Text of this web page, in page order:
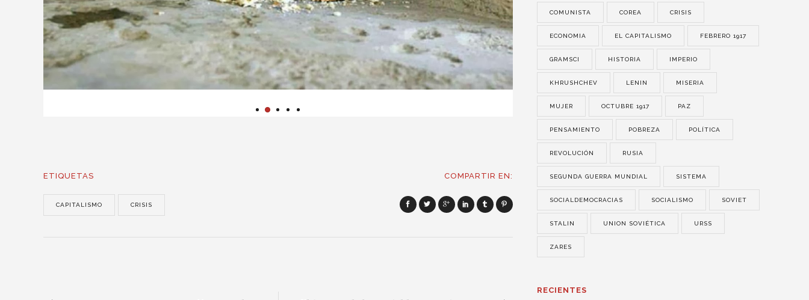
COMUNISTA COREA CRISIS
ECONOMIA EL CAPITALISMO FEBRERO 1917
GRAMSCI HISTORIA IMPERIO
KHRUSHCHEV LENIN MISERIA
MUJER OCTUBRE 1917 PAZ
PENSAMIENTO POBREZA POLÍTICA
REVOLUCIÓN RUSIA
SEGUNDA GUERRA MUNDIAL SISTEMA
SOCIALDEMOCRACIAS SOCIALISMO SOVIET
STALIN UNION SOVIÉTICA URSS
ZARES
RECIENTES